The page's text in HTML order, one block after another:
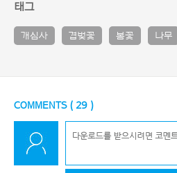
태그
개심사 겹벚꽃 봄꽃 나무
COMMENTS ( 29 )